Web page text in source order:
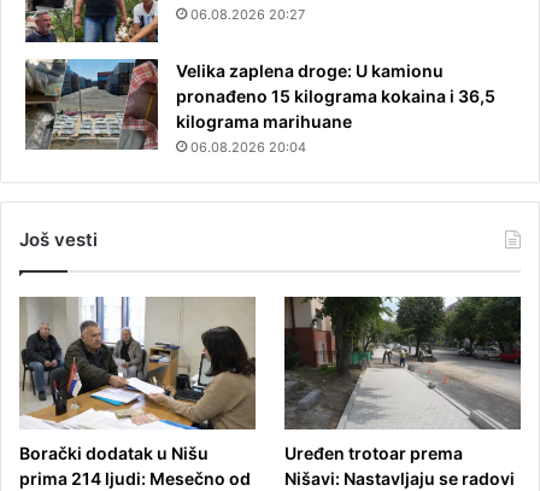
06.08.2026 20:27
Velika zaplena droge: U kamionu
pronađeno 15 kilograma kokaina i 36,5
kilograma marihuane
06.08.2026 20:04
Još vesti
Borački dodatak u Nišu
prima 214 ljudi: Mesečno od
Uređen trotoar prema
Nišavi: Nastavljaju se radovi